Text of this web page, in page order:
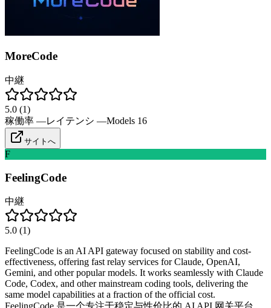
MoreCode
中継
5.0 (1)
稼働率 —レイテンシ —Models 16
サイトへ
F
FeelingCode
中継
5.0 (1)
FeelingCode is an AI API gateway focused on stability and cost-
effectiveness, offering fast relay services for Claude, OpenAI,
Gemini, and other popular models. It works seamlessly with Claude
Code, Codex, and other mainstream coding tools, delivering the
same model capabilities at a fraction of the official cost.